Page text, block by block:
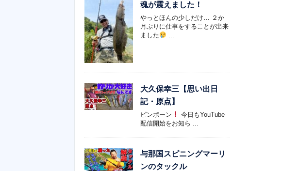
魂が震えました！
やっとほんの少しだけ… ２か
月ぶりに仕事をすることが出来
ました
...
大久保幸三【思い出日
記・原点】
ピンポーン
今日もYouTube
配信開始をお知ら ...
与那国スピニングマーリ
ンのタックル